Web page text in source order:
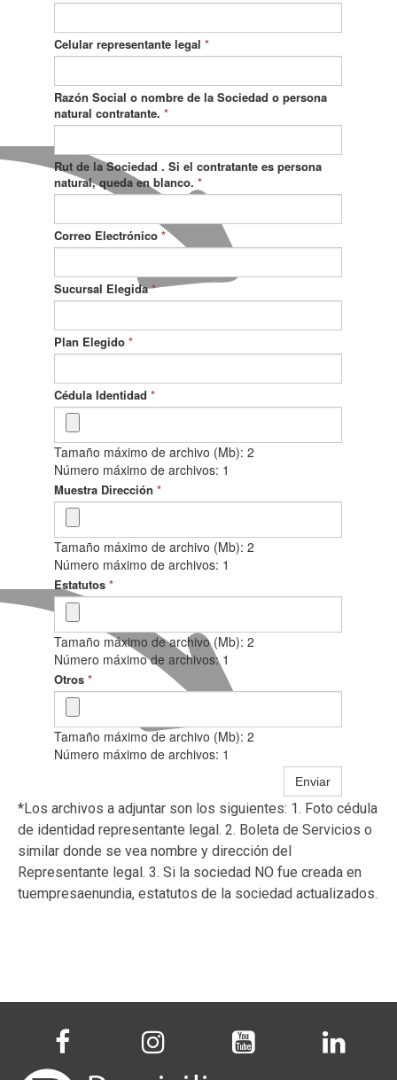
Celular representante legal *
Razón Social o nombre de la Sociedad o persona
natural contratante. *
Rut de la Sociedad . Si el contratante es persona
natural, queda en blanco. *
Correo Electrónico *
Sucursal Elegida*
Plan Elegido *
Cédula Identidad *
Tamaño máximo de archivo (Mb): 2
Número máximo de archivos: 1
Muestra Dirección *
Tamaño máximo de archivo (Mb): 2
Número máximo de archivos: 1
Estatutos *
Tamaño máximo de archivo (Mb): 2
Número máximo de archivos: 1
Otros *
Tamaño máximo de archivo (Mb): 2
Número máximo de archivos: 1
Enviar
*Los archivos a adjuntar son los siguientes: 1. Foto cédula
de identidad representante legal. 2. Boleta de Servicios o
similar donde se vea nombre y dirección del
Representante legal. 3. Si la sociedad NO fue creada en
tuempresaenundia, estatutos de la sociedad actualizados.
   